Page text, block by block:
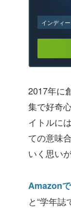
インディー
2017年に
集で好奇
イトルに
ての意味
いく思い
Amazon
と“学年